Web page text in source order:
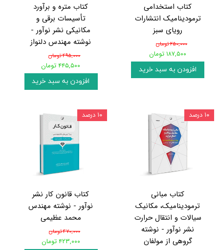
کتاب استخدامی
ترمودینامیک انتشارات
رویای سبز
۲۵۰,۰۰۰ تومان
۱۸۷,۵۰۰ تومان
افزودن به سبد خرید
کتاب متره و برآورد
تأسیسات برقی و
مکانیکی نشر نوآور -
نوشته مهندس دلنواز
۴۹۵,۰۰۰ تومان
۴۴۵,۵۰۰ تومان
افزودن به سبد خرید
کتاب مبانی
ترمودینامیک، مکانیک
سیالات و انتقال حرارت
نشر نوآور - نوشته
گروهی از مولفان
۱۰ درصد
کتاب قانون کار نشر
نوآور - نوشته مهندس
محمد عظیمی
۴۷۰,۰۰۰ تومان
۴۲۳,۰۰۰ تومان
۱۰ درصد